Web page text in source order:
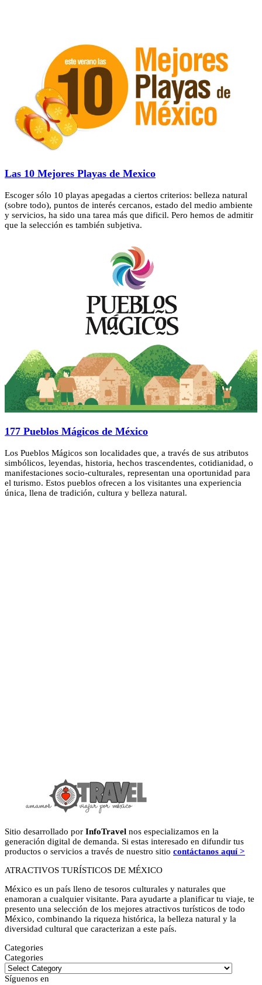
Las 10 Mejores Playas de Mexico
Escoger sólo 10 playas apegadas a ciertos criterios: belleza natural
(sobre todo), puntos de interés cercanos, estado del medio ambiente
y servicios, ha sido una tarea más que dificil. Pero hemos de admitir
que la selección es también subjetiva.
177 Pueblos Mágicos de México
Los Pueblos Mágicos son localidades que, a través de sus atributos
simbólicos, leyendas, historia, hechos trascendentes, cotidianidad, o
manifestaciones socio-culturales, representan una oportunidad para
el turismo. Estos pueblos ofrecen a los visitantes una experiencia
única, llena de tradición, cultura y belleza natural.
Sitio desarrollado por InfoTravel nos especializamos en la
generación digital de demanda. Si estas interesado en difundir tus
productos o servicios a través de nuestro sitio contáctanos aquí >
ATRACTIVOS TURÍSTICOS DE MÉXICO
México es un país lleno de tesoros culturales y naturales que
enamoran a cualquier visitante. Para ayudarte a planificar tu viaje, te
presento una selección de los mejores atractivos turísticos de todo
México, combinando la riqueza histórica, la belleza natural y la
diversidad cultural que caracterizan a este país.
Categories
Categories
Síguenos en